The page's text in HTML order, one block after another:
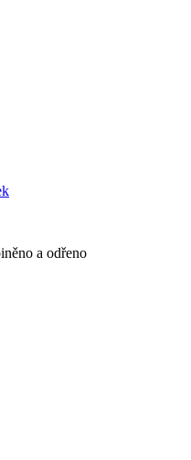
a odřeno